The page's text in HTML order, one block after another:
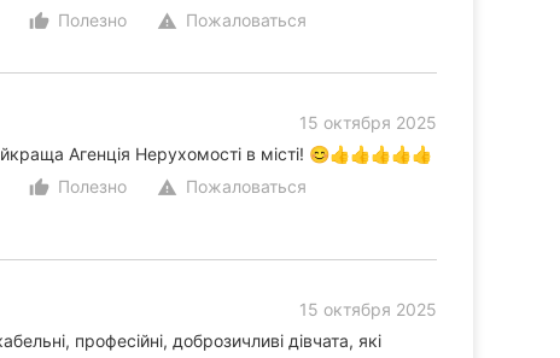
thumb_up_alt
Полезно warning Пожаловаться
15 октября 2025
Агенція Нерухомості в місті! 😊👍👍👍👍👍
thumb_up_alt
Полезно warning Пожаловаться
15 октября 2025
професійні, доброзичливі дівчата, які